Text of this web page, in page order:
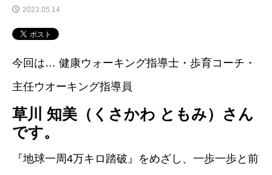
2023.05.14
今回は… 健康ウォーキング指導士・歩育コーチ・
主任ウオーキング指導員
草川 知美（くさかわ ともみ）さん
です。
『地球一周4万キロ踏破』をめざし、一歩一歩と前